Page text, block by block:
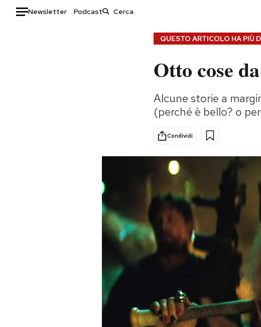
Newsletter Podcast
Consumismi
Storie/Idee
Ok Boomer!
Media
Mondiali calcio 2026
QUESTO ARTICOLO HA PIÙ
Otto cose
Alcune storie a
(perché è bello? o
Condividi